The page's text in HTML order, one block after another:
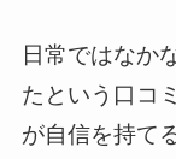
日常ではなか
たという口コ
が自信を持て